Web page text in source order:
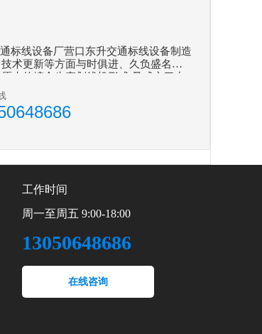
标线设备厂营口东升交通标线设备制造
术更新等方面与时俱进、久负盛名。
来的综合生产划线机形式,又成立了专
工作时间
周一至周五 9:00-18:00
13050648686
在线咨询